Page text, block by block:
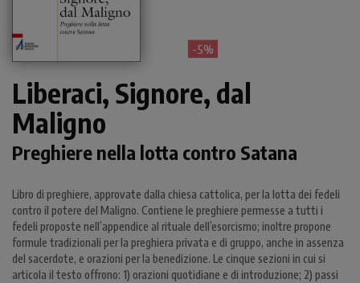
- 5%
Liberaci, Signore, dal
Maligno
Preghiere nella lotta contro Satana
Libro di preghiere, approvate dalla chiesa cattolica, per la lotta dei fedeli
contro il potere del Maligno. Contiene le preghiere permesse a tutti i
fedeli proposte nell’appendice al rituale dell’esorcismo; inoltre propone
formule tradizionali per la preghiera privata e di gruppo, anche in assenza
del sacerdote, e orazioni per la benedizione. Le cinque sezioni in cui si
articola il testo offrono: 1) orazioni quotidiane e di introduzione; 2) passi